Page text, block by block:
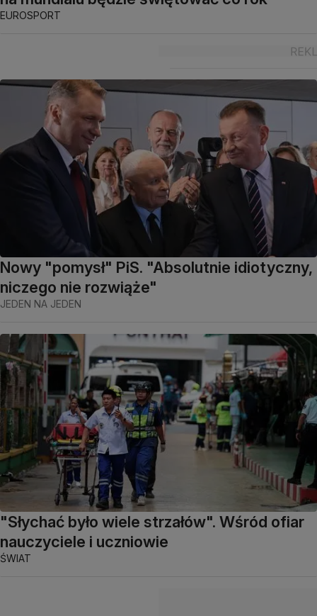
EUROSPORT
Nowy "pomysł" PiS. "Absolutnie idiotyczny,
niczego nie rozwiąże"
JEDEN NA JEDEN
"Słychać było wiele strzałów". Wśród ofiar
nauczyciele i uczniowie
ŚWIAT